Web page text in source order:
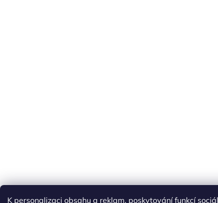
K personalizaci obsahu a reklam, poskytování funkcí